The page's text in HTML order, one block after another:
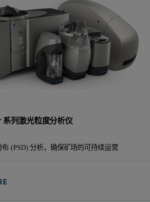
列激光粒度分析仪
(PSD) 分析，确保矿场的可持续运营